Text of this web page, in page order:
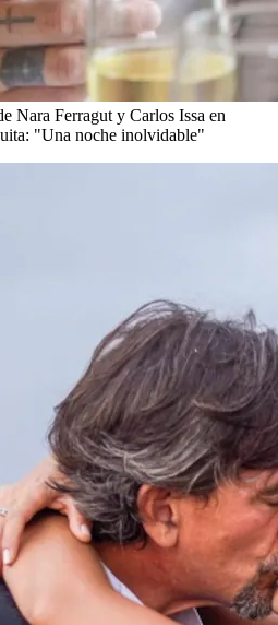
Nara Ferragut y Carlos Issa en
"Una noche inolvidable"